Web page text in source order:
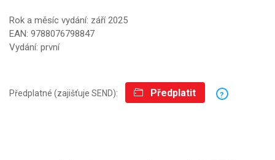
Rok a měsíc vydání: září 2025
EAN: 9788076798847
Vydání: první
Předplatné (zajišťuje SEND): Předplatit ?